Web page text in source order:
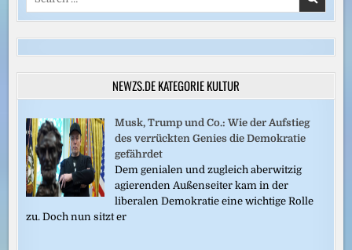
NEWZS.DE KATEGORIE KULTUR
Musk, Trump und Co.: Wie der Aufstieg
des verrückten Genies die Demokratie
gefährdet
Dem genialen und zugleich aberwitzig
agierenden Außenseiter kam in der
liberalen Demokratie eine wichtige Rolle
zu. Doch nun sitzt er